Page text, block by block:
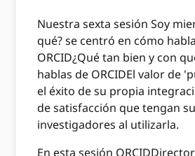
Nuestra sexta sesión Soy
qué? se centró en cómo
ORCID¿Qué tan bien y con
hablas de ORCIDEl valor de
el éxito de su propia
de satisfacción que tengan
investigadores al utilizarla.
En esta sesión